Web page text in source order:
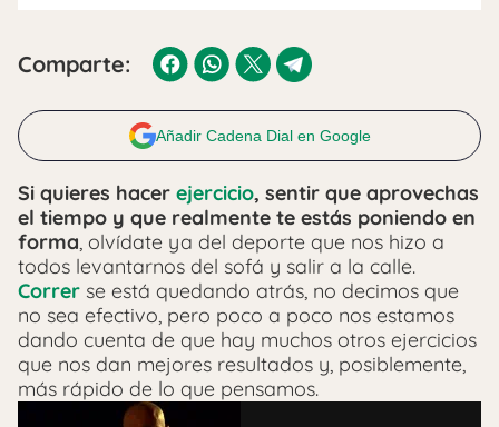
Comparte:
Añadir Cadena Dial en Google
Si quieres hacer ejercicio, sentir que aprovechas
el tiempo y que realmente te estás poniendo en
forma, olvídate ya del deporte que nos hizo a
todos levantarnos del sofá y salir a la calle.
Correr se está quedando atrás, no decimos que
no sea efectivo, pero poco a poco nos estamos
dando cuenta de que hay muchos otros ejercicios
que nos dan mejores resultados y, posiblemente,
más rápido de lo que pensamos.